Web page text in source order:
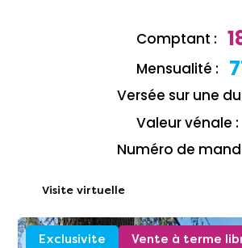
Comptant :
Mensualité :
Versée sur une
Valeur vénale :
Numéro de
Visite virtuelle
Exclusivite Vente à terme